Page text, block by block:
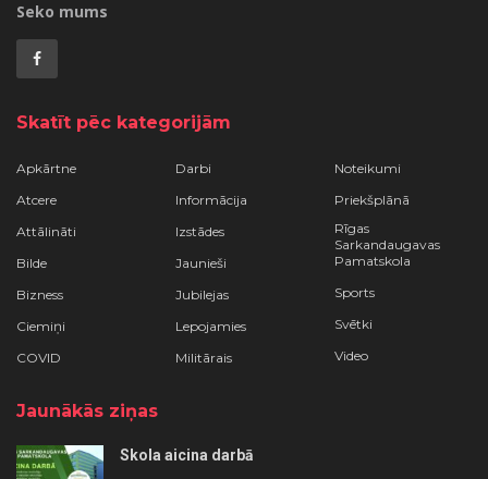
Seko mums
Skatīt pēc kategorijām
Apkārtne
Atcere
Attālināti
Bilde
Bizness
Ciemiņi
COVID
Darbi
Informācija
Izstādes
Jaunieši
Jubilejas
Lepojamies
Militārais
Noteikumi
Priekšplānā
Rīgas
Sarkandaugavas
Pamatskola
Sports
Svētki
Video
Jaunākās ziņas
Skola aicina darbā